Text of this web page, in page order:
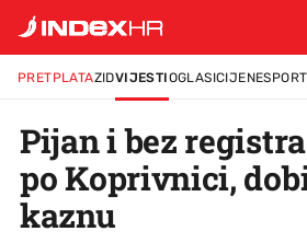
PRETPLATAZIDVIJESTIOGLASICIJENESPORT
Pijan i bez
po Koprivnici,
kaznu